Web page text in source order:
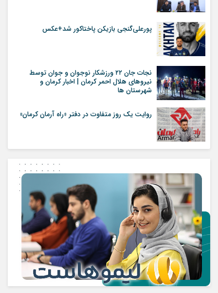
پورعلی‌گنجی بازیکن پاختاکور شد+عکس
نجات جان ٢٢ ورزشکار نوجوان و جوان توسط
نیروهای هلال احمر کرمان | اخبار کرمان و
شهرستان ها
روایت یک روز متفاوت در دفتر «راه آرمان کرمان»